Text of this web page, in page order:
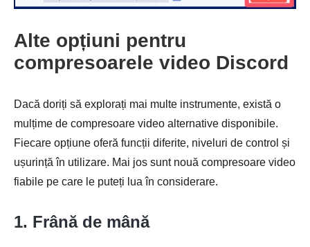
Alte opțiuni pentru
compresoarele video Discord
Dacă doriți să explorați mai multe instrumente, există o
mulțime de compresoare video alternative disponibile.
Fiecare opțiune oferă funcții diferite, niveluri de control și
ușurință în utilizare. Mai jos sunt nouă compresoare video
fiabile pe care le puteți lua în considerare.
1. Frână de mână